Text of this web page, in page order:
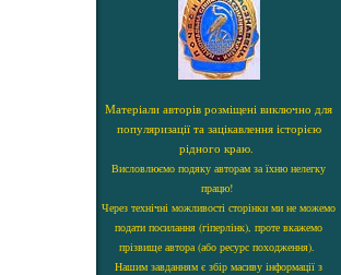
Матеріали авторів розміщені виключно для
популяризації та зацікавлення історією
рідного краю.
Висловлюємо подяку авторам за їхню нелегку
працю!
Через технічні можливості сторінки ми не можемо
подати посилання (гіперлінк), проте вкажемо
прізвище автора (або ресурс походження).
Нашим завданням є збір масиву інформації з